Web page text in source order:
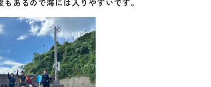
あるので海には入りやすいです。